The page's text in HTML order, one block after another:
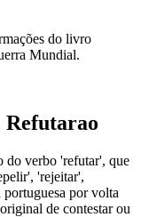
do livro
Mundial.
Refutarao
do verbo 'refutar', que
'rejeitar',
por volta
de contestar ou